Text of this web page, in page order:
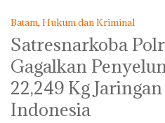
Batam, Hukum dan Kriminal
Satresnarkoba
Gagalkan
22,249 Kg
Indonesia